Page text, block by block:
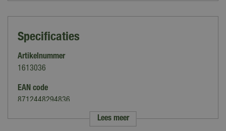
Specificaties
Artikelnummer
1613036
EAN code
8712448294836
Merk
Lees meer